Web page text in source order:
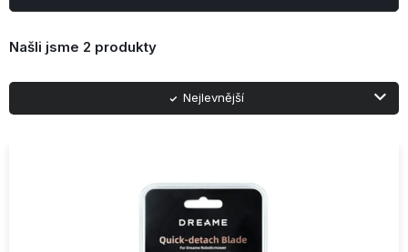
Našli jsme 2 produkty
Nejlevnější